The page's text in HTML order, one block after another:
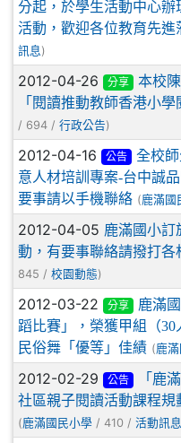
分起，於學生活動中心辦
活動，歡迎各位教育先進
訊息 )
2012-04-26 分享
本校
「閱讀推動教師香港小
/ 694 / 行政公告)
2012-04-16 公告
全校
意人材培訓專案-台中誠
要事請以手機聯絡 (鹿滿國
2012-04-05 鹿滿國小訂
動，有要事聯絡請撥打各
845 / 校園動態)
2012-03-22 分享
鹿滿
蹈比賽」，榮獲甲組（
民俗舞「優等」佳績 (鹿
2012-02-29 公告
「鹿
社區親子閱讀活動課程規
(鹿滿國民小學 / 410 / 活動訊息